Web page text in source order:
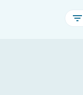
filter_list